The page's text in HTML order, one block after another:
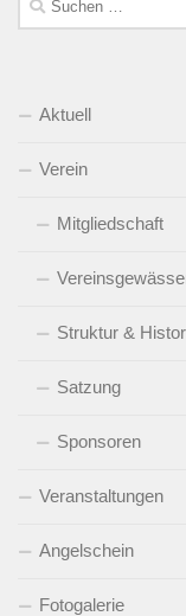
nach:
Aktuell
Verein
Mitgliedschaft
Struktur &
Satzung
Sponsoren
Veranstaltungen
Angelschein
Fotogalerie